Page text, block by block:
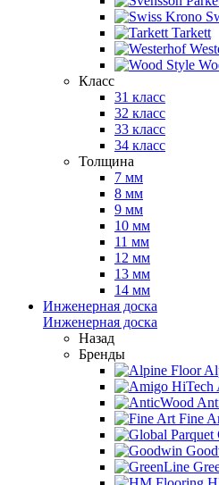
Tarkett
Класс
31 класс
32 класс
33 класс
34 класс
Толщина
7 мм
8 мм
9 мм
10 мм
11 мм
12 мм
13 мм
14 мм
Инженерная доска
Инженерная доска
Назад
Бренды
Fine